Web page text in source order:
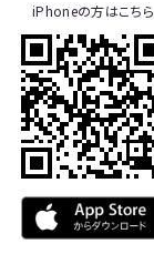
iPhoneの方はこちら